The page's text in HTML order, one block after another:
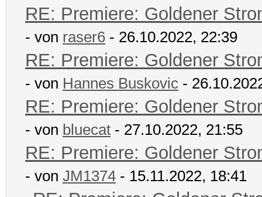
RE: Premiere: Goldener
- von raser6 - 26.10.2022, 22:39
RE: Premiere: Goldener
- von Hannes Buskovic -
RE: Premiere: Goldener
- von bluecat - 27.10.2022, 21:55
RE: Premiere: Goldener
- von JM1374 - 15.11.2022, 18:41